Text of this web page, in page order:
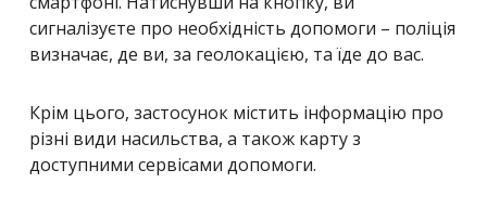
сигналізуєте про необхідність допомоги – поліція
визначає, де ви, за геолокацією, та їде до вас.
Крім цього, застосунок містить інформацію про
різні види насильства, а також карту з
доступними сервісами допомоги.